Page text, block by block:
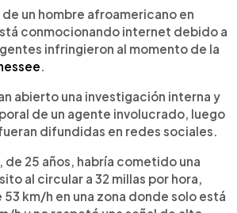
artículo
un hombre afroamericano en
conmocionando internet debido a
infringieron al momento de la
.
abierto una investigación interna y
de un agente involucrado, luego
difundidas en redes sociales.
de 25 años, habría cometido una
al circular a 32 millas por hora,
km/h en una zona donde solo está